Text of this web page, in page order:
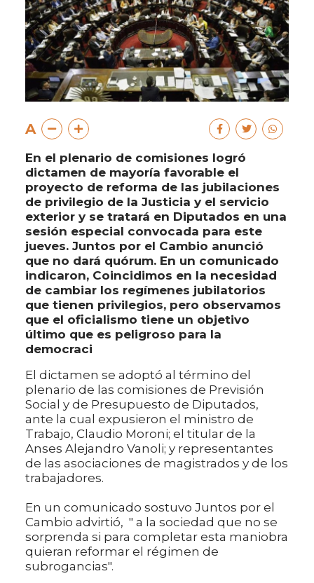
A
En el plenario de comisiones logró
dictamen de mayoría favorable el
proyecto de reforma de las jubilaciones
de privilegio de la Justicia y el servicio
exterior y se tratará en Diputados en una
sesión especial convocada para este
jueves. Juntos por el Cambio anunció
que no dará quórum. En un comunicado
indicaron, Coincidimos en la necesidad
de cambiar los regímenes jubilatorios
que tienen privilegios, pero observamos
que el oficialismo tiene un objetivo
último que es peligroso para la
democraci
El dictamen se adoptó al término del
plenario de las comisiones de Previsión
Social y de Presupuesto de Diputados,
ante la cual expusieron el ministro de
Trabajo, Claudio Moroni; el titular de la
Anses Alejandro Vanoli; y representantes
de las asociaciones de magistrados y de los
trabajadores.
En un comunicado sostuvo Juntos por el
Cambio advirtió, " a la sociedad que no se
sorprenda si para completar esta maniobra
quieran reformar el régimen de
subrogancias".